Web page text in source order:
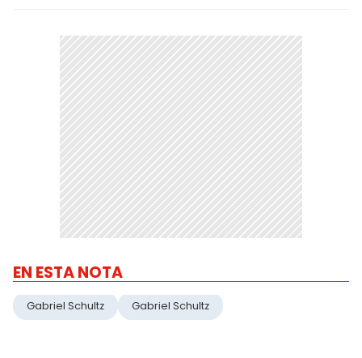
EN ESTA NOTA
Gabriel Schultz Gabriel Schultz